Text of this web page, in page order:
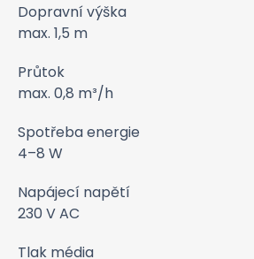
Dopravní výška
max. 1,5 m
Průtok
max. 0,8 m³/h
Spotřeba energie
4–8 W
Napájecí napětí
230 V AC
Tlak média